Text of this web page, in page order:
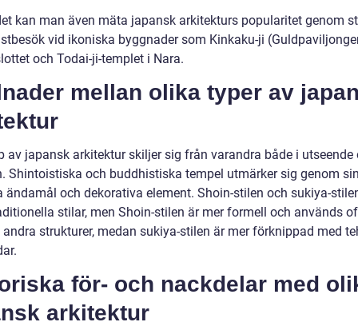
kan man även mäta japansk arkitekturs popularitet genom
vid ikoniska byggnader som Kinkaku-ji
och Todai-ji-templet i Nara.
mellan olika typer av
av japansk arkitektur skiljer sig från varandra både i utseende
Shintoistiska och buddhistiska tempel utmärker sig genom
ändamål och dekorativa element. Shoin-stilen och sukiya-
stilar, men Shoin-stilen är mer formell och används
strukturer, medan sukiya-stilen är mer förknippad med
för- och nackdelar med
arkitektur